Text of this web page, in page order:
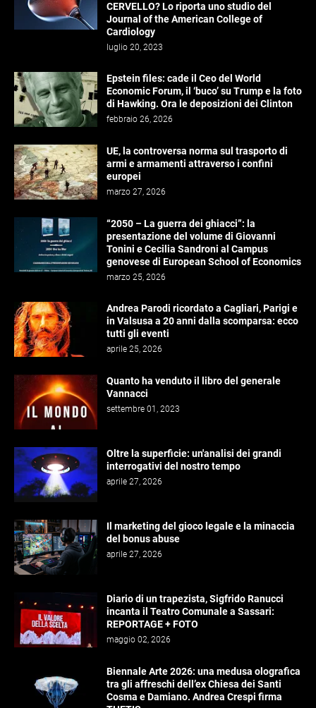
CERVELLO? Lo riporta uno studio del
Journal of the American College of
Cardiology
luglio 20, 2023
Epstein files: cade il Ceo del World
Economic Forum, il ‘buco’ su Trump e la foto
di Hawking. Ora le deposizioni dei Clinton
febbraio 26, 2026
UE, la controversa norma sul trasporto di
armi e armamenti attraverso i confini
europei
marzo 27, 2026
“2050 – La guerra dei ghiacci”: la
presentazione del volume di Giovanni
Tonini e Cecilia Sandroni al Campus
genovese di European School of Economics
marzo 25, 2026
Andrea Parodi ricordato a Cagliari, Parigi e
in Valsusa a 20 anni dalla scomparsa: ecco
tutti gli eventi
aprile 25, 2026
Quanto ha venduto il libro del generale
Vannacci
settembre 01, 2023
Oltre la superficie: un'analisi dei grandi
interrogativi del nostro tempo
aprile 27, 2026
Il marketing del gioco legale e la minaccia
del bonus abuse
aprile 27, 2026
Diario di un trapezista, Sigfrido Ranucci
incanta il Teatro Comunale a Sassari:
REPORTAGE + FOTO
maggio 02, 2026
Biennale Arte 2026: una medusa olografica
tra gli affreschi dell’ex Chiesa dei Santi
Cosma e Damiano. Andrea Crespi firma